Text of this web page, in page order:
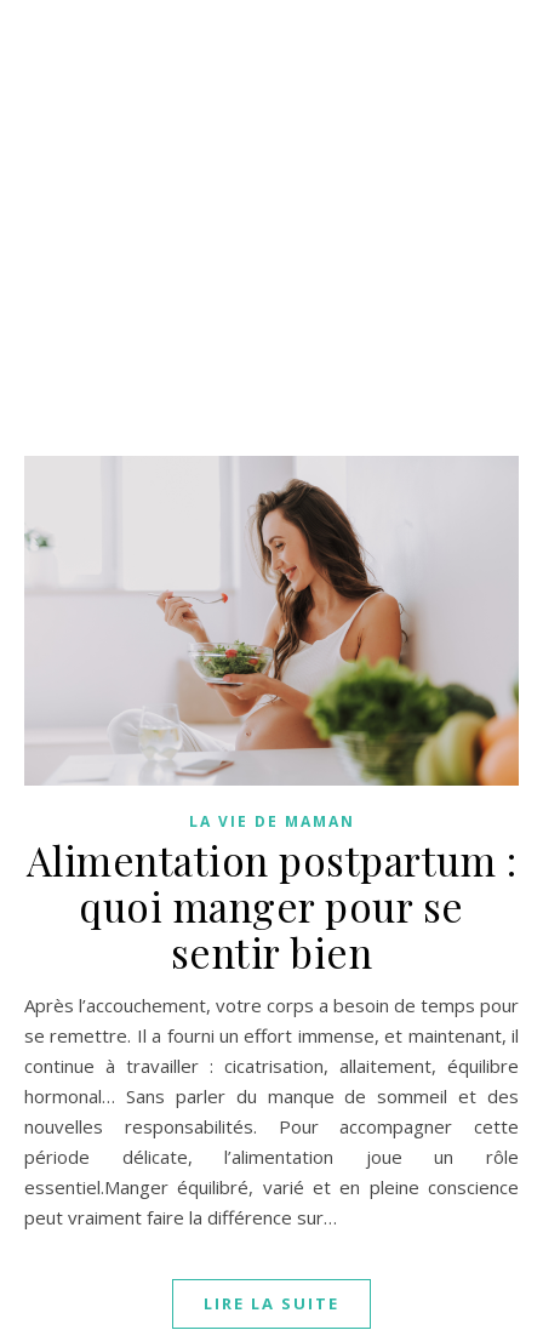
LA VIE DE MAMAN
Alimentation postpartum :
quoi manger pour se
sentir bien
Après l’accouchement, votre corps a besoin de temps pour
se remettre. Il a fourni un effort immense, et maintenant, il
continue à travailler : cicatrisation, allaitement, équilibre
hormonal… Sans parler du manque de sommeil et des
nouvelles responsabilités. Pour accompagner cette
période délicate, l’alimentation joue un rôle
essentiel.Manger équilibré, varié et en pleine conscience
peut vraiment faire la différence sur…
LIRE LA SUITE